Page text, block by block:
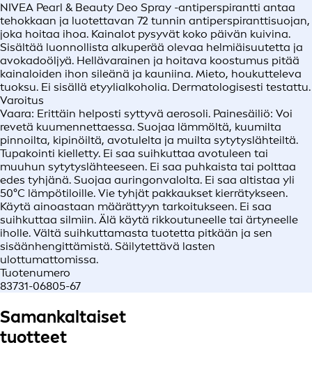
NIVEA Pearl & Beauty Deo Spray -antiperspirantti antaa
tehokkaan ja luotettavan 72 tunnin antiperspiranttisuojan,
joka hoitaa ihoa. Kainalot pysyvät koko päivän kuivina.
Sisältää luonnollista alkuperää olevaa helmiäisuutetta ja
avokadoöljyä. Hellävarainen ja hoitava koostumus pitää
kainaloiden ihon sileänä ja kauniina. Mieto, houkutteleva
tuoksu. Ei sisällä etyylialkoholia. Dermatologisesti testattu.
Varoitus
Vaara: Erittäin helposti syttyvä aerosoli. Painesäiliö: Voi
revetä kuumennettaessa. Suojaa lämmöltä, kuumilta
pinnoilta, kipinöiltä, avotulelta ja muilta sytytyslähteiltä.
Tupakointi kielletty. Ei saa suihkuttaa avotuleen tai
muuhun sytytyslähteeseen. Ei saa puhkaista tai polttaa
edes tyhjänä. Suojaa auringonvalolta. Ei saa altistaa yli
50°C lämpötiloille. Vie tyhjät pakkaukset kierrätykseen.
Käytä ainoastaan määrättyyn tarkoitukseen. Ei saa
suihkuttaa silmiin. Älä käytä rikkoutuneelle tai ärtyneelle
iholle. Vältä suihkuttamasta tuotetta pitkään ja sen
sisäänhengittämistä. Säilytettävä lasten
ulottumattomissa.
Tuotenumero
83731-06805-67
Samankaltaiset
tuotteet